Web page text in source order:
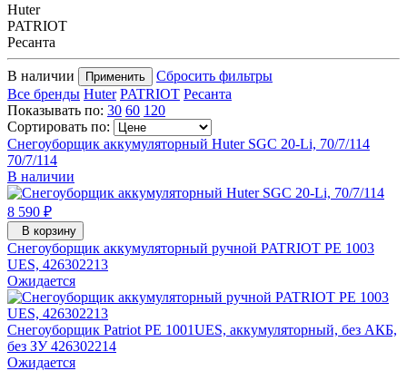
Huter
PATRIOT
Ресанта
В наличии Применить
Сбросить фильтры
Все бренды Huter PATRIOT Ресанта
Показывать по: 30 60 120
Сортировать по:
Снегоуборщик аккумуляторный Huter SGC 20-Li, 70/7/114
70/7/114
В наличии
8 590 ₽
В корзину
Снегоуборщик аккумуляторный ручной PATRIOT PE 1003
UES, 426302213
Ожидается
Снегоуборщик Patriot PE 1001UES, аккумуляторный, без АКБ,
без ЗУ 426302214
Ожидается